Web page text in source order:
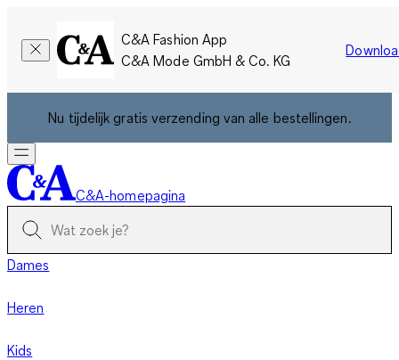
C&A Fashion App
C&A Mode GmbH & Co. KG
Nu tijdelijk gratis verzending van alle bestellingen.
C&A-homepagina
Dames
Heren
Kids